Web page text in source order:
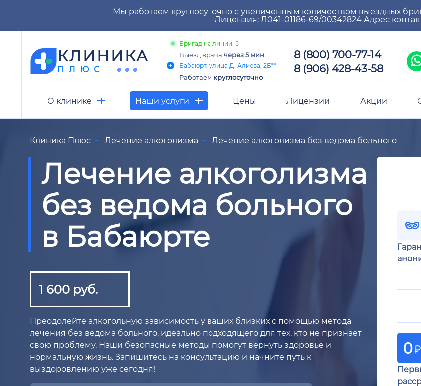
Мы работаем круглосуточно с увеличенным количеством выездных
Лицензия: Л041-01186-69/00342824 Адрес
КЛИНИКА
ПЛЮС
Бригад на линии: 5
Выезд врача через 5 мин.
Бабаюрт, улица Д. Алиева, 2Б**
Работаем круглосуточно
8 (800) 700-77-14
8 (906) 428-43-58
О клинике Наши услуги Цены Лицензии Акции
Клиника Плюс Лечение алкоголизма Лечение алкоголизма без ведома больного
Лечение алкоголизма
без ведома больного
в Бабаюрте
1 600 руб.
Преодолейте алкогольную зависимость у ваших близких с помощью метода
лечения без ведома больного, идеально подходящего для тех, кто не признает
свою проблему. Наши безопасные методы помогут вернуть здоровье и
нормальную жизнь. Запишитесь на консультацию и начните путь к
выздоровлению уже сегодня!